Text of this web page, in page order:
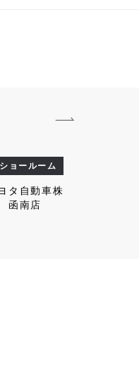
ョールーム
タ自動車株
函南店